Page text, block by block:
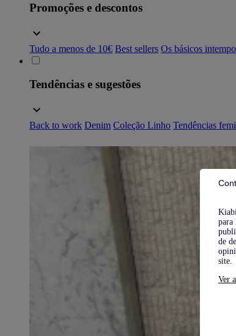
para
de
site.
Ver
Promoções e descontos
Tudo a menos de 10€ Best sellers Os básicos
Tendências e sugestões
Back to work Denim Coleção Linho Tendências